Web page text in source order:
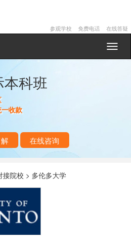
在线答疑
免费电话
参观学校
苏
州
科班
收款
在线咨询
接院校 > 多伦多大学